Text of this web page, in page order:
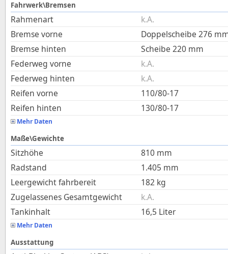
Fahrwerk\Bremsen
Rahmenart
k.A.
Bremse vorne
Doppelscheibe 276
Bremse hinten
Scheibe 220 mm
Federweg vorne
k.A.
Federweg hinten
k.A.
Reifen vorne
110/80-17
Reifen hinten
130/80-17
Mehr Daten
Maße\Gewichte
Sitzhöhe 810 mm
Radstand
1.405 mm
Leergewicht fahrbereit
182 kg
Zugelassenes Gesamtgewicht
k.A.
Tankinhalt
16,5 Liter
Mehr Daten
Ausstattung